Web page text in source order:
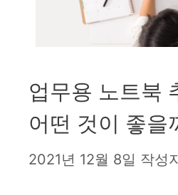
업무용 노트북
어떤 것이 좋을
2021년 12월 8일 작성